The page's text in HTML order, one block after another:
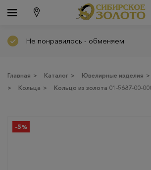
Не понравилось - обменяем
Главная > Каталог > Ювелирные изделия >
>
Кольца > Кольцо из золота 01-5687-00-
-5%